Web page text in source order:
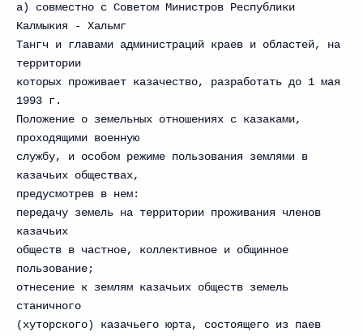
а) совместно с Советом Министров Республики
Калмыкия - Хальмг
Тангч и главами администраций краев и областей, на
территории
которых проживает казачество, разработать до 1 мая
1993 г.
Положение о земельных отношениях с казаками,
проходящими военную
службу, и особом режиме пользования землями в
казачьих обществах,
предусмотрев в нем:
передачу земель на территории проживания членов
казачьих
обществ в частное, коллективное и общинное
пользование;
отнесение к землям казачьих обществ земель
станичного
(хуторского) казачьего юрта, состоящего из паев